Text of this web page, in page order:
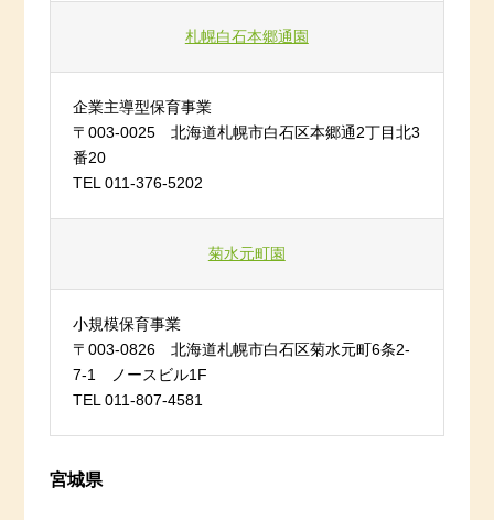
札幌白石本郷通園
企業主導型保育事業
〒003-0025 北海道札幌市白石区本郷通2丁目北3
番20
TEL 011-376-5202
菊水元町園
小規模保育事業
〒003-0826 北海道札幌市白石区菊水元町6条2-
7-1 ノースビル1F
TEL 011-807-4581
宮城県